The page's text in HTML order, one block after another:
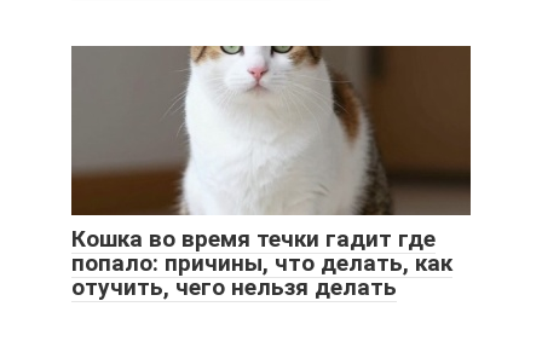
Кошка во время течки гадит где
попало: причины, что делать, как
отучить, чего нельзя делать